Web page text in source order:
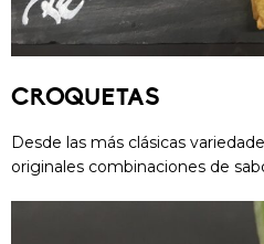
CROQUETAS
Desde las más clásicas
originales combinaciones de